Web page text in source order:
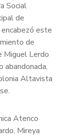
Social
de
encabezó este
de
Miguel Lerdo
abandonada,
Altavista
Atenco
Mireya